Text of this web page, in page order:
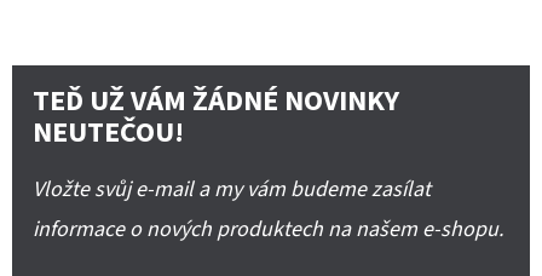
TEĎ UŽ VÁM ŽÁDNÉ NOVINKY
NEUTEČOU!
Vložte svůj e-mail a my vám budeme zasílat
informace o nových produktech na našem e-shopu.